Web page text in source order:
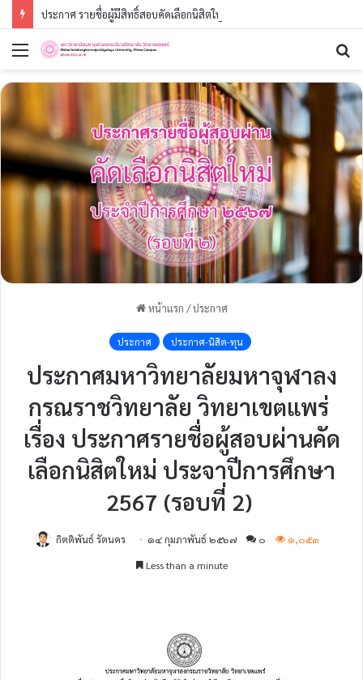
เมนู
หน้าแรก / ประกาศ
ประกาศ ประกาศ-นิสิต-ทุน
ประกาศมหาวิทยาลัยมหาจุฬาลง
กรณราชวิทยาลัย วิทยาเขตแพร่
เรื่อง ประกาศรายชื่อผู้สอบผ่านคัด
เลือกนิสิตใหม่ ประจาปีการศึกษา
2567 (รอบที่ 2)
กิตติพันธ์ รัตนคร ๑๔ กุมภาพันธ์ ๒๕๖๗ ๐
๑,๐๕๓
Less than a minute